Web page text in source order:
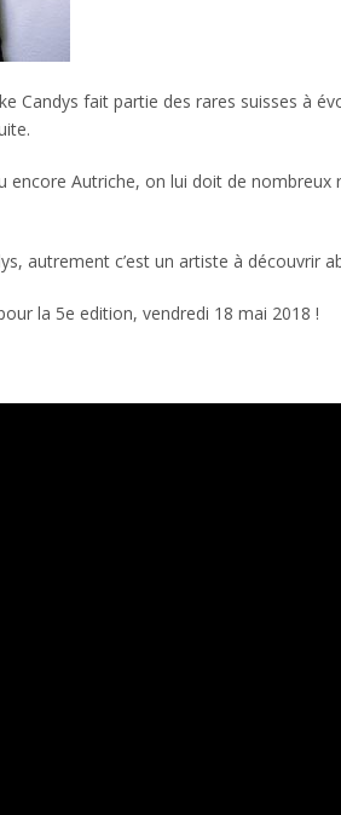
Candys fait partie des rares suisses à
encore Autriche, on lui doit de nombreux
autrement c’est un artiste à découvrir
la 5e edition, vendredi 18 mai 2018 !